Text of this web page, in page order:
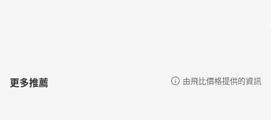
更多推薦 由飛比價格提供的資訊